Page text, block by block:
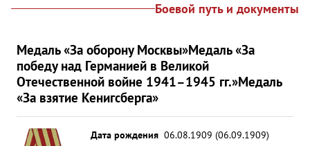
Боевой путь и документы
Медаль «За оборону Москвы»Медаль «За
победу над Германией в Великой
Отечественной войне 1941–1945 гг.»Медаль
«За взятие Кенигсберга»
Дата рождения 06.08.1909 (06.09.1909)